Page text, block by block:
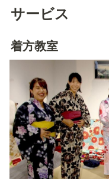
サービス
着方教室